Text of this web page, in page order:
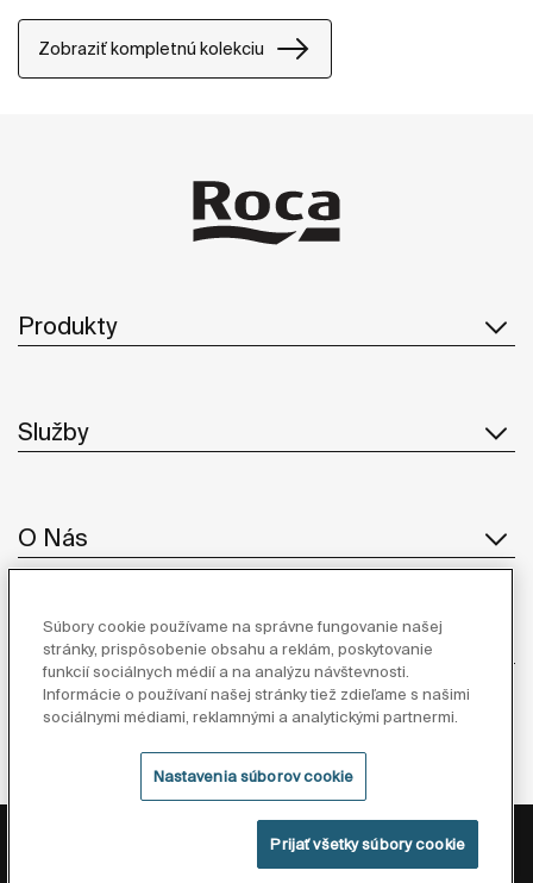
Zobraziť kompletnú kolekciu
Produkty
Služby
O Nás
Inšpirácia
Sledujte nás
Zásady ochrany osobných údajov
Právne informácie
Zásady cookies
Súbory cookie používame na správne fungovanie našej
stránky, prispôsobenie obsahu a reklám, poskytovanie
funkcií sociálnych médií a na analýzu návštevnosti.
Informácie o používaní našej stránky tiež zdieľame s našimi
sociálnymi médiami, reklamnými a analytickými partnermi.
Nastavenia súborov cookie
Prijať všetky súbory cookie